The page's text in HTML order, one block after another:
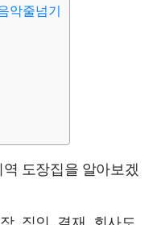
악줄넘기
도장집을 알아보겠